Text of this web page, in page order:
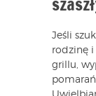
Jeśli
rodzinę i
grillu,